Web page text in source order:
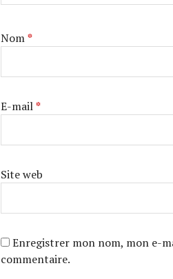
Nom*
E-mail*
Site web
Enregistrer mon nom, mon e-
commentaire.